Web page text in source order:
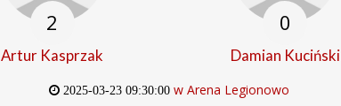
2
Artur Kasprzak
0
Damian Kuciński
2025-03-23 09:30:00w Arena Legionowo